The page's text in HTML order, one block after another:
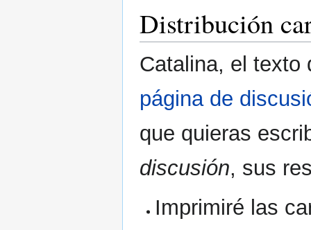
Distribución
Catalina, el
página de
que quieras
discusión, sus
Imprimiré las